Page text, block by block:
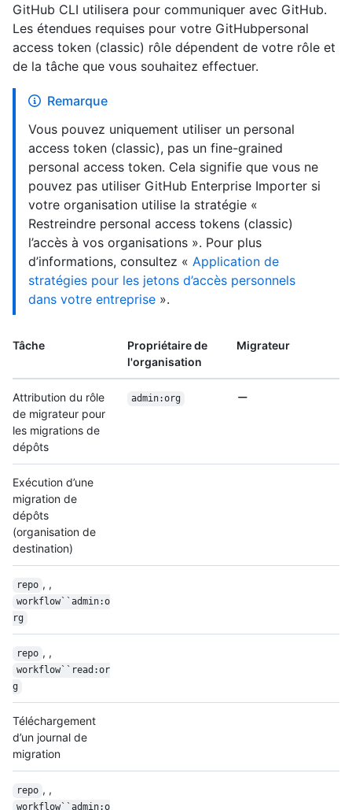
GitHub CLI utilisera pour communiquer avec GitHub.
Les étendues requises pour votre GitHubpersonal
access token (classic) rôle dépendent de votre rôle et
de la tâche que vous souhaitez effectuer.
Remarque
Vous pouvez uniquement utiliser un personal
access token (classic), pas un fine-grained
personal access token. Cela signifie que vous ne
pouvez pas utiliser GitHub Enterprise Importer si
votre organisation utilise la stratégie «
Restreindre personal access tokens (classic)
l’accès à vos organisations ». Pour plus
d’informations, consultez « Application de
stratégies pour les jetons d’accès personnels
dans votre entreprise ».
Tâche
Propriétaire de
l'organisation
Migrateur
Attribution du rôle
de migrateur pour
les migrations de
dépôts
admin:org
Exécution d’une
migration de
dépôts
(organisation de
destination)
repo , ,
workflow``admin:o
rg
repo , ,
workflow``read:or
g
Téléchargement
d’un journal de
migration
repo , ,
workflow``admin:o